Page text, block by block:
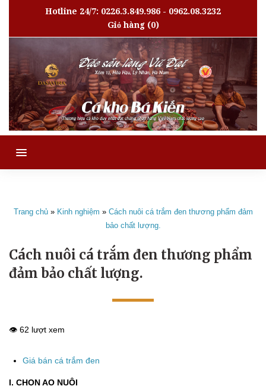
Hotline 24/7: 0226.3.849.986 - 0962.08.3232
Giỏ hàng(0)
MENU
Trang chủ» Kinh nghiệm » Cách nuôi cá trắm đen thương phẩm đảm
bảo chất lượng.
Cách nuôi cá trắm đen thương phẩm
đảm bảo chất lượng.
👁️ 62 lượt xem
Giá bán cá trắm đen
I. CHỌN AO NUÔI